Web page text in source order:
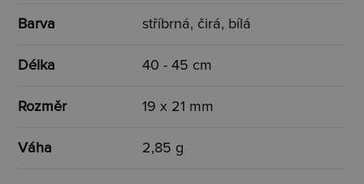
Barva stříbrná, čirá, bílá
Délka 40 - 45 cm
Rozměr 19 x 21 mm
Váha 2,85 g